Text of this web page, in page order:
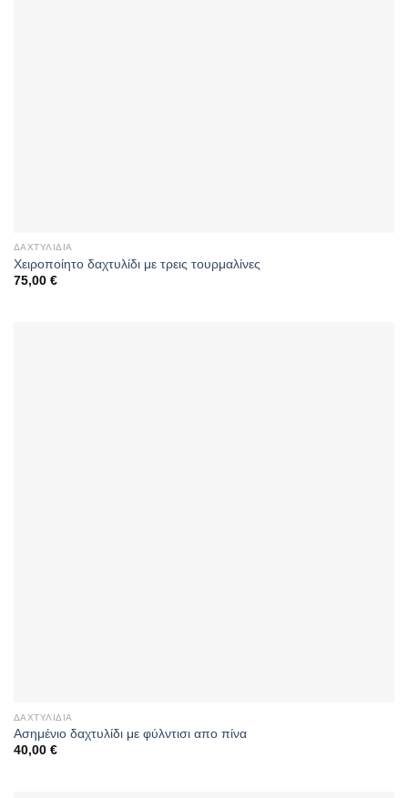
ΔΑΧΤΥΛΊΔΙΑ
Χειροποίητο δαχτυλίδι με τρεις τουρμαλίνες
75,00 €
ΔΑΧΤΥΛΊΔΙΑ
Aσημένιο δαχτυλίδι με φύλντισι απο πίνα
40,00 €